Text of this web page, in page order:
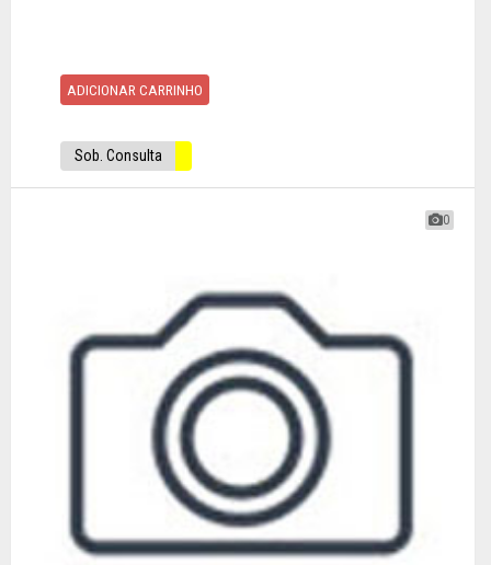
ADICIONAR CARRINHO
Sob. Consulta
0